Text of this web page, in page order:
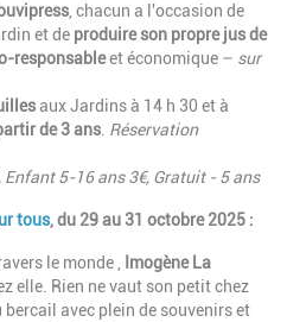
, chacun a l'occasion de
et de produire son propre jus de
responsableet économique – sur
aux Jardins à 14 h 30 et à
de 3 ans Réservation
Enfant 5-16 ans 3€, Gratuit - 5 ans
tous, du 29 au 31 octobre 2025 :
le monde ,
Imogène La
elle. Rien ne vaut son petit chez
avec plein de souvenirs et